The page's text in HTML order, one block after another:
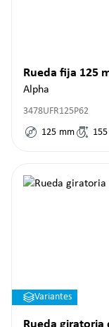
Rueda fija 125
Alpha
3478UFR125P62
125 mm 155
Variantes